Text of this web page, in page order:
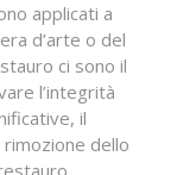
applicati a
d’arte o del
ci sono il
l’integrità
il
dello